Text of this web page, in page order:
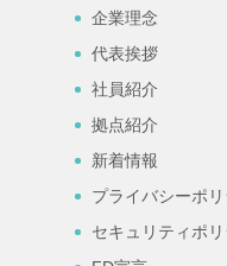
企業理念
代表挨拶
社員紹介
拠点紹介
新着情報
プライバシーポ
セキュリティポ